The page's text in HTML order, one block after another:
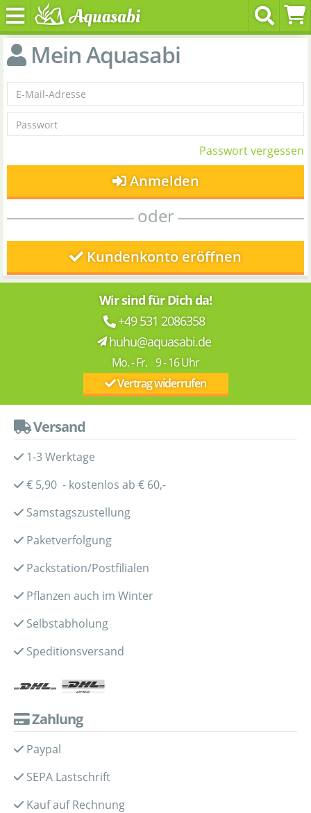
Mein Aquasabi
Passwort vergessen
Anmelden
oder
Kundenkonto eröffnen
Wir sind für Dich da!
+49 531 2086358
huhu@aquasabi.de
Mo. - Fr. 9 - 16 Uhr
Vertrag widerrufen
Versand
1-3 Werktage
€ 5,90 - kostenlos ab € 60,-
Samstagszustellung
Paketverfolgung
Packstation/Postfilialen
Pflanzen auch im Winter
Selbstabholung
Speditionsversand
Zahlung
Paypal
SEPA Lastschrift
Kauf auf Rechnung